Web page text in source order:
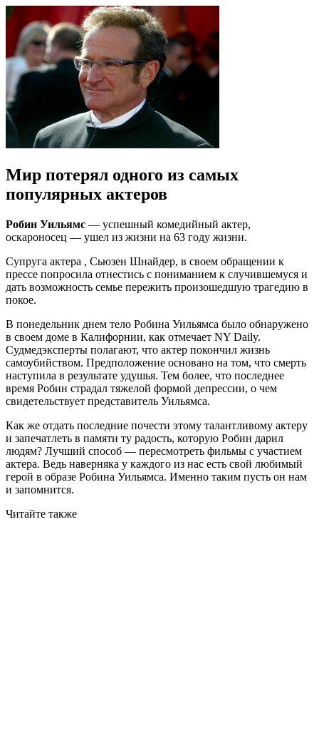
Мир потерял одного из самых
популярных актеров
Робин Уильямс — успешный комедийный актер,
оскароносец — ушел из жизни на 63 году жизни.
Супруга актера , Сьюзен Шнайдер, в своем обращении к
прессе попросила отнестись с пониманием к случившемуся и
дать возможность семье пережить произошедшую трагедию в
покое.
В понедельник днем тело Робина Уильямса было обнаружено
в своем доме в Калифорнии, как отмечает NY Daily.
Судмедэксперты полагают, что актер покончил жизнь
самоубийством. Предположение основано на том, что смерть
наступила в результате удушья. Тем более, что последнее
время Робин страдал тяжелой формой депрессии, о чем
свидетельствует представитель Уильямса.
Как же отдать последние почести этому талантливому актеру
и запечатлеть в памяти ту радость, которую Робин дарил
людям? Лучший способ — пересмотреть фильмы с участием
актера. Ведь наверняка у каждого из нас есть свой любимый
герой в образе Робина Уильямса. Именно таким пусть он нам
и запомнится.
Читайте также